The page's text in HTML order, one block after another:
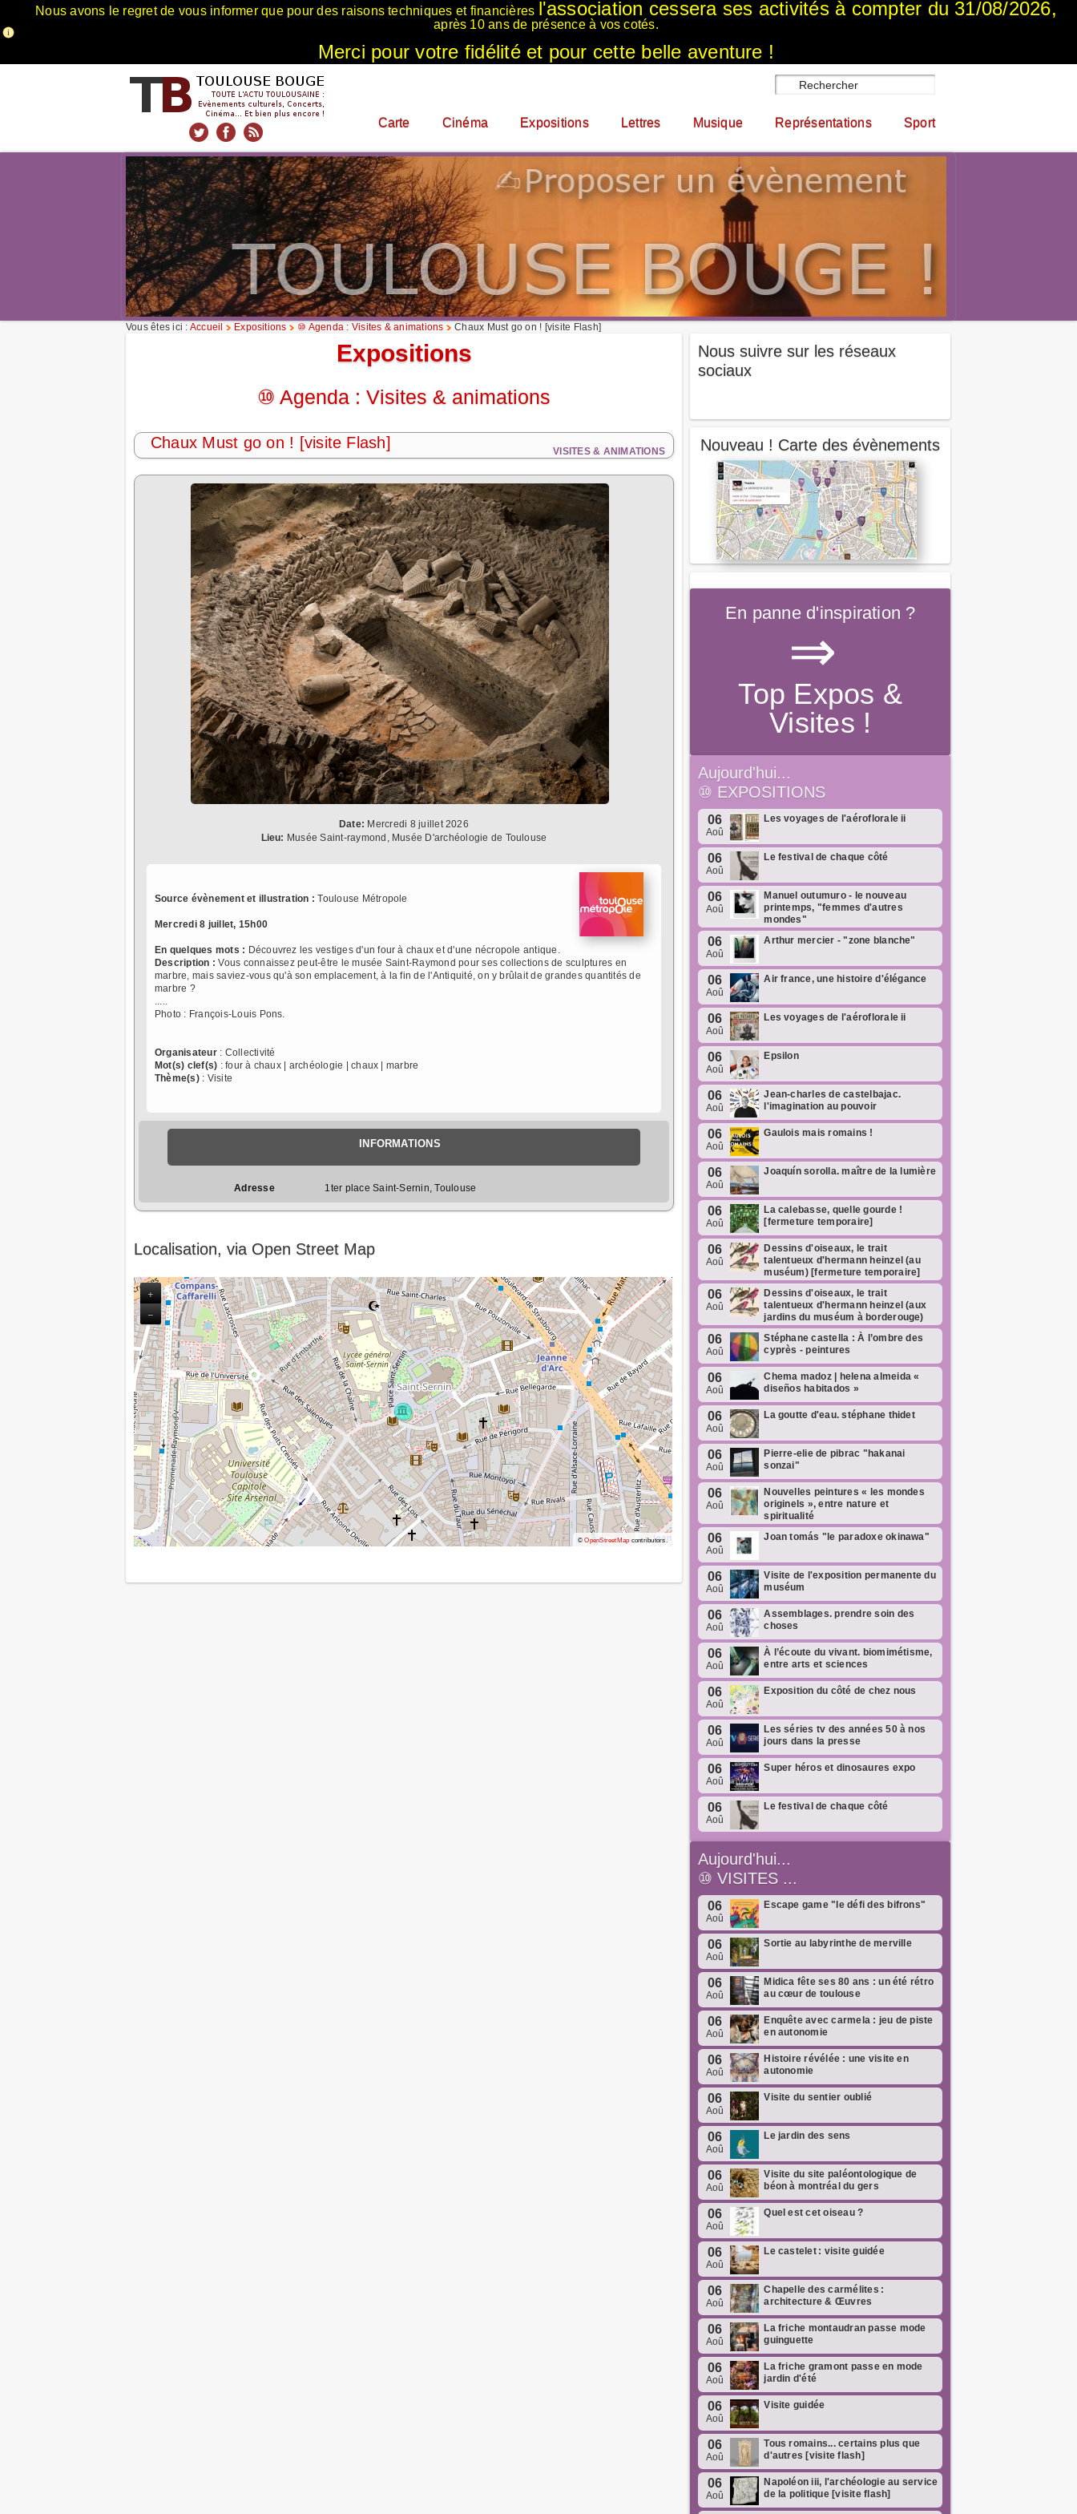
Nous avons le regret de vous informer que pour des raisons techniques et financières l'association cessera ses activités à compter du 31/08/2026,
après 10 ans de présence à vos cotés.
Merci pour votre fidélité et pour cette belle aventure !
Carte Cinéma Expositions Lettres Musique Représentations Sport
Vous êtes ici : Accueil Expositions ⑩ Agenda : Visites & animations Chaux Must go on ! [visite Flash]
Expositions
⑩ Agenda : Visites & animations
Chaux Must go on ! [visite Flash] VISITES & ANIMATIONS
Date: Mercredi 8 juillet 2026
Lieu: Musée Saint-raymond, Musée D'archéologie de Toulouse
Source évènement et illustration : Toulouse Métropole
Mercredi 8 juillet, 15h00
En quelques mots : Découvrez les vestiges d'un four à chaux et d'une nécropole antique.
Description : Vous connaissez peut-être le musée Saint-Raymond pour ses collections de sculptures en
marbre, mais saviez-vous qu'à son emplacement, à la fin de l'Antiquité, on y brûlait de grandes quantités de
marbre ?
.....
Photo : François-Louis Pons.
Organisateur: Collectivité
Mot(s) clef(s) : four à chaux | archéologie | chaux | marbre
Thème(s): Visite
INFORMATIONS
Adresse 1ter place Saint-Sernin, Toulouse
Localisation, via Open Street Map
+
−
©OpenStreetMapcontributors.
Nous suivre sur les réseaux
sociaux
Nouveau ! Carte des évènements
En panne d'inspiration ?
⇒
Top Expos &
Visites !
Aujourd'hui...
⑩ EXPOSITIONS
06
Aoû
Les voyages de l'aéroflorale ii
06
Aoû
Le festival de chaque côté
06
Aoû
Manuel outumuro - le nouveau
printemps, "femmes d'autres
mondes"
06
Aoû
Arthur mercier - "zone blanche"
06
Aoû
Air france, une histoire d'élégance
06
Aoû
Les voyages de l'aéroflorale ii
06
Aoû
Epsilon
06
Aoû
Jean-charles de castelbajac.
l'imagination au pouvoir
06
Aoû
Gaulois mais romains !
06
Aoû
Joaquín sorolla. maître de la lumière
06
Aoû
La calebasse, quelle gourde !
[fermeture temporaire]
06
Aoû
Dessins d'oiseaux, le trait
talentueux d'hermann heinzel (au
muséum) [fermeture temporaire]
06
Aoû
Dessins d'oiseaux, le trait
talentueux d'hermann heinzel (aux
jardins du muséum à borderouge)
06
Aoû
Stéphane castella : À l’ombre des
cyprès - peintures
06
Aoû
Chema madoz | helena almeida «
diseños habitados »
06
Aoû
La goutte d'eau. stéphane thidet
06
Aoû
Pierre-elie de pibrac "hakanai
sonzai"
06
Aoû
Nouvelles peintures « les mondes
originels », entre nature et
spiritualité
06
Aoû
Joan tomás "le paradoxe okinawa"
06
Aoû
Visite de l'exposition permanente du
muséum
06
Aoû
Assemblages. prendre soin des
choses
06
Aoû
À l’écoute du vivant. biomimétisme,
entre arts et sciences
06
Aoû
Exposition du côté de chez nous
06
Aoû
Les séries tv des années 50 à nos
jours dans la presse
06
Aoû
Super héros et dinosaures expo
06
Aoû
Le festival de chaque côté
Aujourd'hui...
⑩VISITES ...
06
Aoû
Escape game "le défi des bifrons"
06
Aoû
Sortie au labyrinthe de merville
06
Aoû
Midica fête ses 80 ans : un été rétro
au cœur de toulouse
06
Aoû
Enquête avec carmela : jeu de piste
en autonomie
06
Aoû
Histoire révélée : une visite en
autonomie
06
Aoû
Visite du sentier oublié
06
Aoû
Le jardin des sens
06
Aoû
Visite du site paléontologique de
béon à montréal du gers
06
Aoû
Quel est cet oiseau ?
06
Aoû
Le castelet : visite guidée
06
Aoû
Chapelle des carmélites :
architecture & Œuvres
06
Aoû
La friche montaudran passe mode
guinguette
06
Aoû
La friche gramont passe en mode
jardin d'été
06
Aoû
Visite guidée
06
Aoû
Tous romains... certains plus que
d'autres [visite flash]
06
Aoû
Napoléon iii, l'archéologie au service
de la politique [visite flash]